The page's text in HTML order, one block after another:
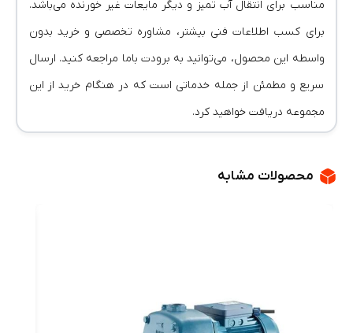
مناسب برای انتقال آب تمیز و دیگر مایعات غیر خورنده می‌باشد.
برای کسب اطلاعات فنی بیشتر، مشاوره تخصصی و خرید بدون
واسطه این محصول، می‌توانید به برودت باما مراجعه کنید. ارسال
سریع و مطمئن از جمله خدماتی است که در هنگام خرید از این
مجموعه دریافت خواهید کرد.
محصولات مشابه